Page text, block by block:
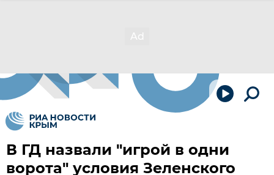
В ГД назвали "игрой в одни
ворота" условия Зеленского